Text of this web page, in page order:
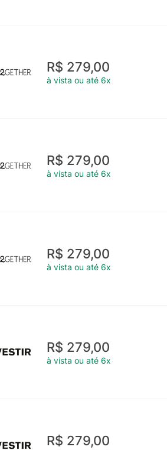
R$ 279,00
à vista ou até 6x
R$ 279,00
à vista ou até 6x
R$ 279,00
à vista ou até 6x
R$ 279,00
à vista ou até 6x
R$ 279,00